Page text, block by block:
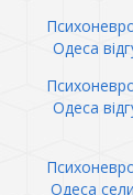
Одеса
Одеса
Одеса